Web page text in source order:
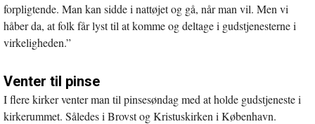
forpligtende. Man kan sidde i nattøjet og gå, når man vil. Men vi
håber da, at folk får lyst til at komme og deltage i gudstjenesterne i
virkeligheden.”
Venter til pinse
I flere kirker venter man til pinsesøndag med at holde gudstjeneste i
kirkerummet. Således i Brovst og Kristuskirken i København.